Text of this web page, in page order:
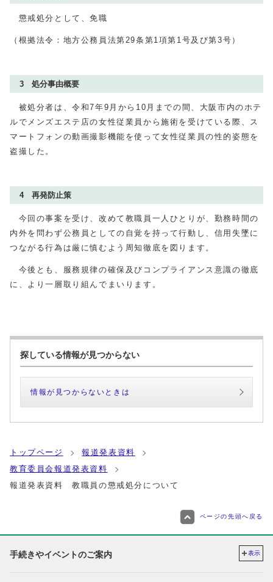
懲戒処分として、免職
（根拠法令：地方公務員法第29条第1項第1号及び第3号）
3 処分事由概要
被処分者は、令和7年9月から10月までの間、大阪市内のホテ
ルでメンズエステ店の女性従業員から施術を受けている際、ス
マートフォンの動画撮影機能を使って女性従業員の性的姿態を
盗撮した。
4 再発防止策
今回の事案を受け、改めて教職員一人ひとりが、勤務時間の
内外を問わず公務員としての自覚を持って行動し、信用失墜に
つながる行為は厳に慎むよう周知徹底を図ります。
今後とも、服務規律の確保及びコンプライアンス意識の徹底
に、より一層取り組んでまいります。
探している情報が見つからない
情報が見つからないときは
トップページ
報道発表資料
教育委員会報道発表資料
報道発表資料 教職員の懲戒処分について
ページの先頭へ戻る
手続きやイベントのご案内 表示